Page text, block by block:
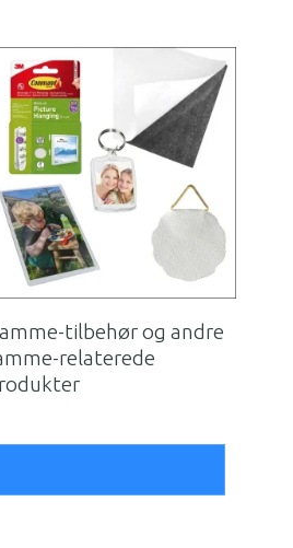
tilbehør og andre
relaterede